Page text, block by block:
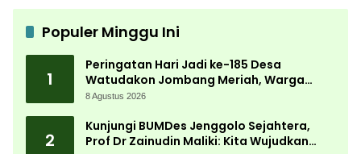
Populer Minggu Ini
1
Peringatan Hari Jadi ke-185 Desa
Watudakon Jombang Meriah, Warga
Tumpek Blek Padati Karnaval Budaya
8 Agustus 2026
2
Kunjungi BUMDes Jenggolo Sejahtera,
Prof Dr Zainudin Maliki: Kita Wujudkan